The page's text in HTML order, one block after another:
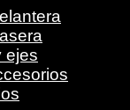
ejes